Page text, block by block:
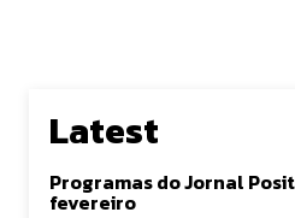
Latest
Programas do Jornal
fevereiro